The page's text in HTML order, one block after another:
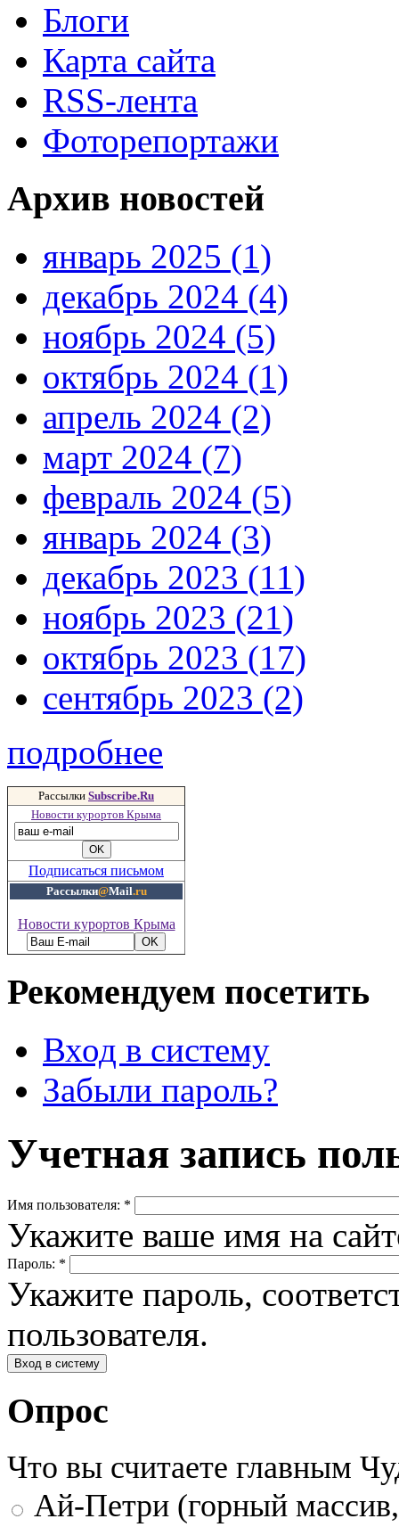
Блоги
Карта сайта
RSS-лента
Фоторепортажи
Архив новостей
январь 2025 (1)
декабрь 2024 (4)
ноябрь 2024 (5)
октябрь 2024 (1)
апрель 2024 (2)
март 2024 (7)
февраль 2024 (5)
январь 2024 (3)
декабрь 2023 (11)
ноябрь 2023 (21)
октябрь 2023 (17)
сентябрь 2023 (2)
подробнее
Рассылки Subscribe.Ru
Новости курортов Крыма
Подписаться письмом
Рассылки@Mail.ru
Новости курортов Крыма
Рекомендуем посетить
Вход в систему
Забыли пароль?
Учетная запись
Имя пользователя: *
Укажите ваше имя на
Пароль: *
Укажите пароль,
пользователя.
Опрос
Что вы считаете главным
Ай-Петри (горный